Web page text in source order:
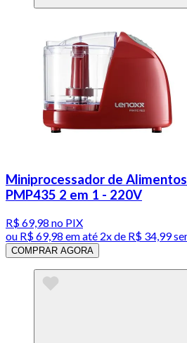
Miniprocessador de
PMP435 2 em 1 - 220V
R$ 69,98 no PIX
ou R$ 69,98 em até 2x de R$ 34,99
COMPRAR AGORA